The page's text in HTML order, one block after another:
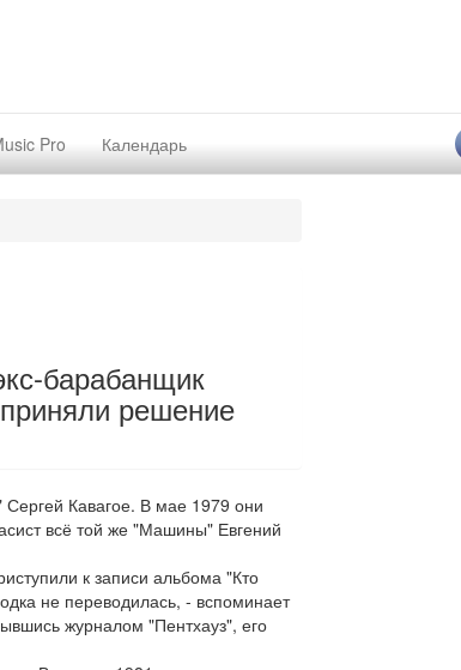
Pro Календарь
барабанщик
решение
Сергей Кавагое. В мае 1979 они
всё той же "Машины" Евгений
к записи альбома "Кто
не переводилась, - вспоминает
журналом "Пентхауз", его